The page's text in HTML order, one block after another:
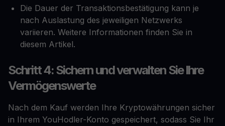
Die Dauer der Transaktionsbestätigung kann je
nach Auslastung des jeweiligen Netzwerks
variieren. Weitere Informationen finden Sie in
diesem Artikel.
Schritt 4: Sichern und verwalten Sie Ihre
Vermögenswerte
Nach dem Kauf werden Ihre Kryptowährungen sicher
in Ihrem YouHodler-Konto gespeichert, sodass Sie Ihr